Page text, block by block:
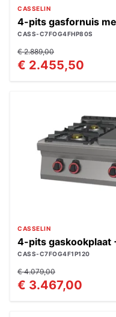
CASSELIN
4-pits gasfornuis
CASS-C7FOG4FHP80S
€ 2.889,00
€ 2.455,50
CASSELIN
4-pits gaskookplaat
CASS-C7FOG4F1P120
€ 4.079,00
€ 3.467,00